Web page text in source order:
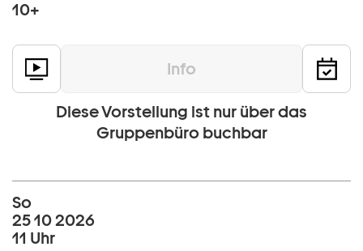
10+
Info
Diese Vorstellung ist nur über das
Gruppenbüro buchbar
So
25 10 2026
11 Uhr